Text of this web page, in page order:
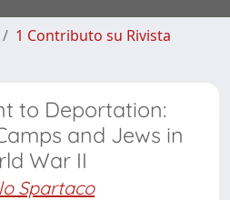
1 Contributo su Rivista
to Deportation:
and Jews in
War II
Spartaco